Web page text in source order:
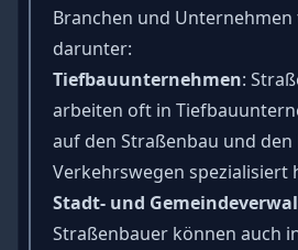
Branchen und Unternehmen
darunter:
Tiefbauunternehmen:
arbeiten oft in
auf den Straßenbau und den
Verkehrswegen spezialisiert
Stadt- und
Straßenbauer können auch